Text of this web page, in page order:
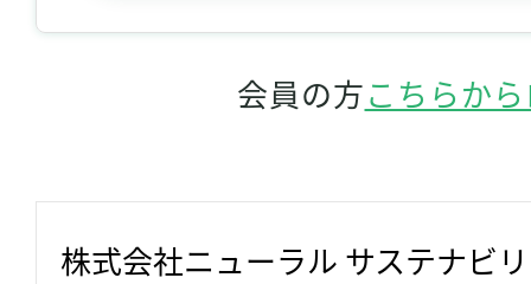
会員の方こちらか
株式会社ニューラル サステナビ